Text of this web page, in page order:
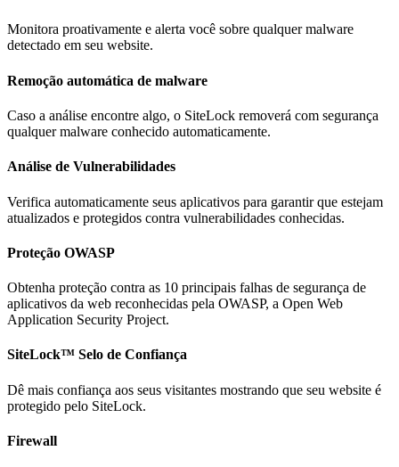
Monitora proativamente e alerta você sobre qualquer malware
detectado em seu website.
Remoção automática de malware
Caso a análise encontre algo, o SiteLock removerá com segurança
qualquer malware conhecido automaticamente.
Análise de Vulnerabilidades
Verifica automaticamente seus aplicativos para garantir que estejam
atualizados e protegidos contra vulnerabilidades conhecidas.
Proteção OWASP
Obtenha proteção contra as 10 principais falhas de segurança de
aplicativos da web reconhecidas pela OWASP, a Open Web
Application Security Project.
SiteLock™ Selo de Confiança
Dê mais confiança aos seus visitantes mostrando que seu website é
protegido pelo SiteLock.
Firewall